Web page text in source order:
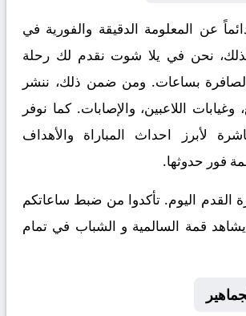
عن المعلومة الدقيقة والفورية في
نحن في يلا شوت نقدم لك رحلة
الصافرة بساعات. ومن ضمن ذلك، ننشر
وغيابات اللاعبين، والإصابات. كما نوفر
لأبرز احداث المباراة والأهداف
فور حدوثها.
القدم اليوم. تأكدوا من ضبط ساعاتكم
قمة السالمية و الشباب في تمام